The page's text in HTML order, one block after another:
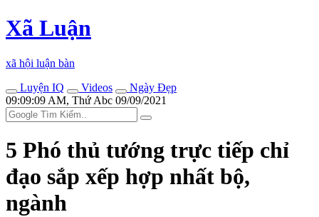
Xã Luận
xã hội luận bàn
Luyện IQ
Videos
Ngày Đẹp
09:09:09 AM, Thứ Abc 09/09/2021
5 Phó thủ tướng trực tiếp chỉ
đạo sắp xếp hợp nhất bộ,
ngành